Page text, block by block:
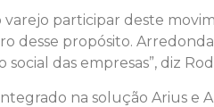
participar deste
desse propósito.
das empresas”, diz
na solução Arius e